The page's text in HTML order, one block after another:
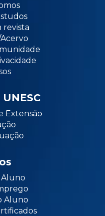
revista
Extensão
Aluno
Aluno